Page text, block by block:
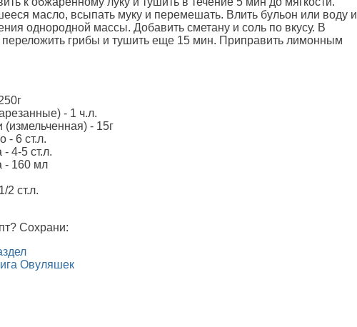
масло, всыпать муку и перемешать. Влить бульон или воду и
однородной массы. Добавить сметану и соль по вкусу. В
переложить грибы и тушить еще 15 мин. Приправить лимонным
- 1 ч.л.
(измельченная) - 15г
- 6 ст.л.
4-5 ст.л.
- 160 мл
2 ст.л.
Сохрани:
Овуляшек